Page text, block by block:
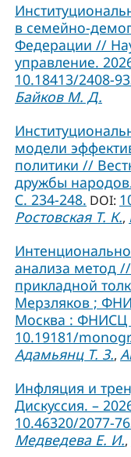
в семейно-
Федерации //
управление.
10.18413/2408-
Байков М. Д.
модели
политики //
дружбы
C. 234-248. DOI:
Ростовская Т. К.,
анализа метод
прикладной
Мерзляков ;
Москва : ФНИСЦ
10.19181/
Адамьянц Т. З.,
Инфляция и
Дискуссия. –
10.46320/2077-
Медведева Е. И.,